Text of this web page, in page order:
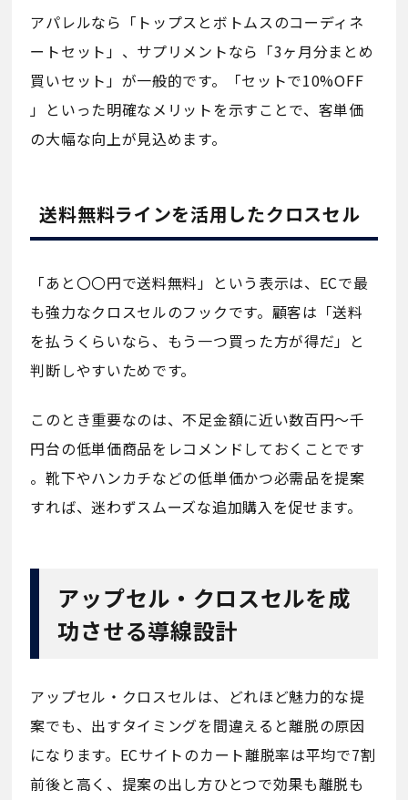
アパレルなら「トップスとボトムスのコーディネ
ートセット」、サプリメントなら「3ヶ月分まとめ
買いセット」が一般的です。「セットで10%OFF
」といった明確なメリットを示すことで、客単価
の大幅な向上が見込めます。
送料無料ラインを活用したクロスセル
「あと〇〇円で送料無料」という表示は、ECで最
も強力なクロスセルのフックです。顧客は「送料
を払うくらいなら、もう一つ買った方が得だ」と
判断しやすいためです。
このとき重要なのは、不足金額に近い数百円〜千
円台の低単価商品をレコメンドしておくことです
。靴下やハンカチなどの低単価かつ必需品を提案
すれば、迷わずスムーズな追加購入を促せます。
アップセル・クロスセルを成
功させる導線設計
アップセル・クロスセルは、どれほど魅力的な提
案でも、出すタイミングを間違えると離脱の原因
になります。ECサイトのカート離脱率は平均で7割
前後と高く、提案の出し方ひとつで効果も離脱も